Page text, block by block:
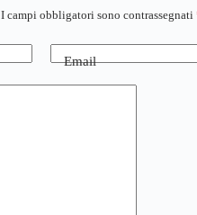
I campi obbligatori sono contrassegnati
Email